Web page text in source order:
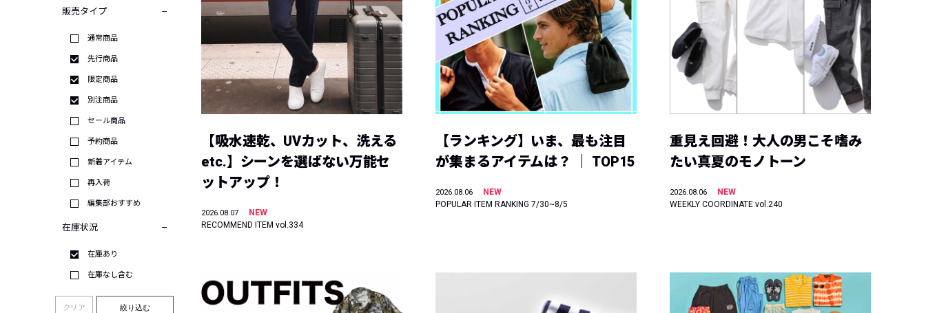
販売タイプ
通常商品
先行商品
限定商品
別注商品
セール商品
予約商品
新着アイテム
再入荷
編集部おすすめ
在庫状況
在庫あり
在庫なし含む
クリア 絞り込む
【吸水速乾、UVカット、洗える
etc.】シーンを選ばない万能セ
ットアップ！
2026.08.07
NEW
RECOMMEND ITEM vol.334
【ランキング】いま、最も注目
が集まるアイテムは？ ｜ TOP15
2026.08.06
NEW
POPULAR ITEM RANKING 7/30~8/5
重見え回避！大人の男こそ嗜み
たい真夏のモノトーン
2026.08.06
NEW
WEEKLY COORDINATE vol.240